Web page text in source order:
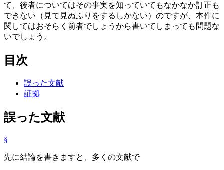
て、後者についてはその事実を知っていてもなかなか訂正も
できない（見て見ぬふりをするしかない）のですが、本件に
関してはおそらく前者でしょうから書いてしまっても問題な
いでしょう。
目次
誤った文献
証拠
誤った文献
§
先に結論を書きますと、多くの文献で